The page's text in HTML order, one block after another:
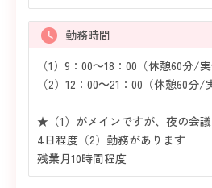
勤務時間
（1）9：00～18：00（休憩60分/実
（2）12：00～21：00（休憩60分/
★（1）がメインですが、夜の会
4日程度（2）勤務があります
残業月10時間程度